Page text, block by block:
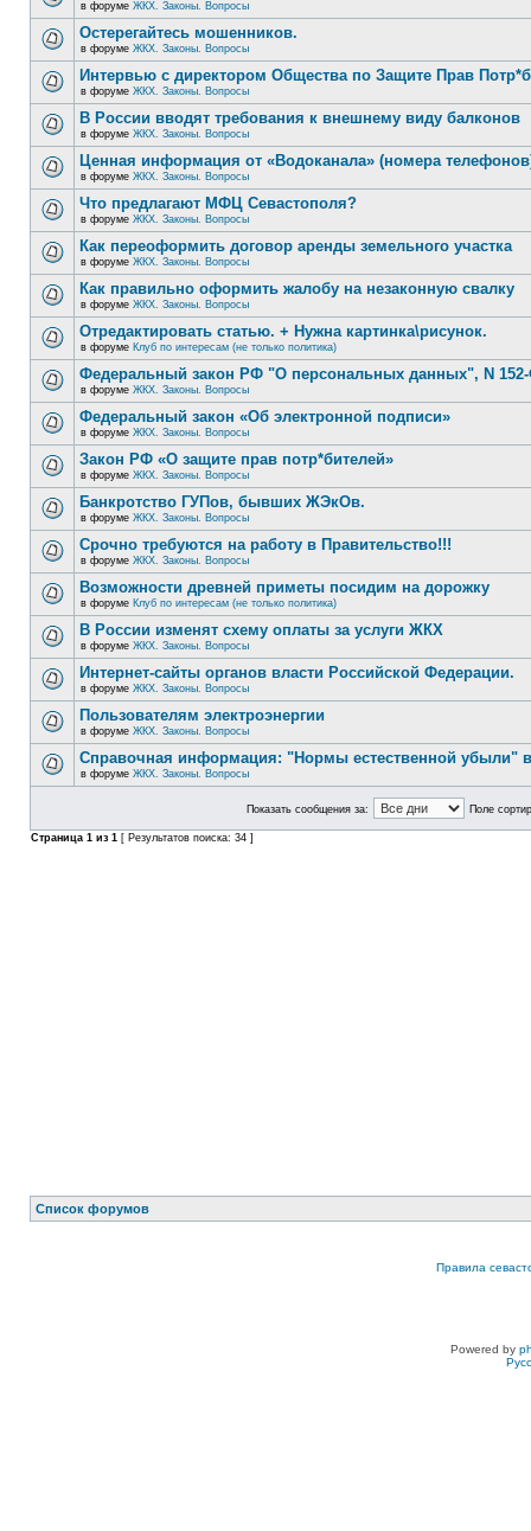
в форуме ЖКХ. Законы. Вопросы
Остерегайтесь мошенников.
в форуме ЖКХ. Законы. Вопросы
Интервью с директором Общества по Защите Прав
в форуме ЖКХ. Законы. Вопросы
В России вводят требования к внешнему виду балконов
в форуме ЖКХ. Законы. Вопросы
Ценная информация от «Водоканала» (номера
в форуме ЖКХ. Законы. Вопросы
Что предлагают МФЦ Севастополя?
в форуме ЖКХ. Законы. Вопросы
Как переоформить договор аренды земельного участка
в форуме ЖКХ. Законы. Вопросы
Как правильно оформить жалобу на незаконную свалку
в форуме ЖКХ. Законы. Вопросы
Отредактировать статью. + Нужна картинка\рисунок.
в форуме Клуб по интересам (не только политика)
Федеральный закон РФ "О персональных данных", N
в форуме ЖКХ. Законы. Вопросы
Федеральный закон «Об электронной подписи»
в форуме ЖКХ. Законы. Вопросы
Закон РФ «О защите прав потр*бителей»
в форуме ЖКХ. Законы. Вопросы
Банкротство ГУПов, бывших ЖЭкОв.
в форуме ЖКХ. Законы. Вопросы
Срочно требуются на работу в Правительство!!!
в форуме ЖКХ. Законы. Вопросы
Возможности древней приметы посидим на дорожку
в форуме Клуб по интересам (не только политика)
В России изменят схему оплаты за услуги ЖКХ
в форуме ЖКХ. Законы. Вопросы
Интернет-сайты органов власти Российской Федерации.
в форуме ЖКХ. Законы. Вопросы
Пользователям электроэнергии
в форуме ЖКХ. Законы. Вопросы
Справочная информация: "Нормы естественной убыли"
в форуме ЖКХ. Законы. Вопросы
Показать сообщения за: Поле
Страница 1 из 1 [ Результатов поиска: 34 ]
Список форумов
Правила
Powered by